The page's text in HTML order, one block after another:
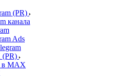
(PR)
канала
Ads
в MAX